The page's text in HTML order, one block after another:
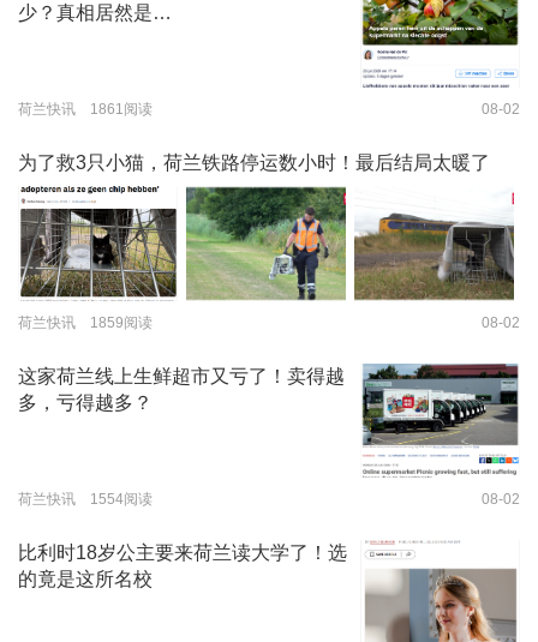
少？真相居然是…
荷兰快讯 1861阅读 08-02
为了救3只小猫，荷兰铁路停运数小时！最后结局太暖了
荷兰快讯 1859阅读 08-02
这家荷兰线上生鲜超市又亏了！卖得越
多，亏得越多？
荷兰快讯 1554阅读 08-02
比利时18岁公主要来荷兰读大学了！选
的竟是这所名校